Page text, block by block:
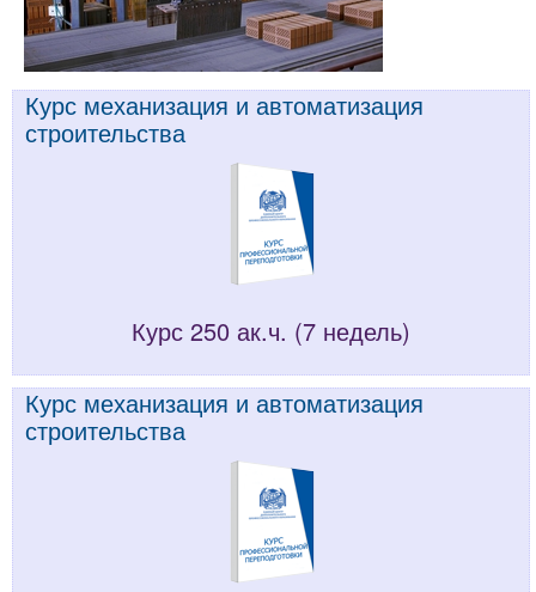
Курс механизация и автоматизация
строительства
Курс 250 ак.ч. (7 недель)
Курс механизация и автоматизация
строительства